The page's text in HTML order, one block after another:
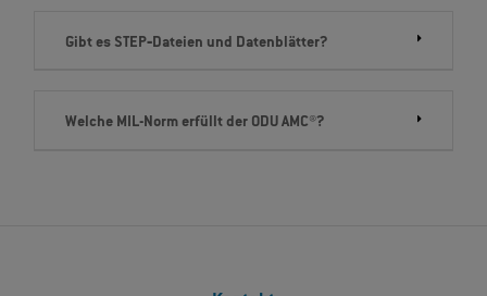
Gibt es STEP‐Dateien und Datenblätter?
Welche MIL-Norm erfüllt der ODU AMC®?